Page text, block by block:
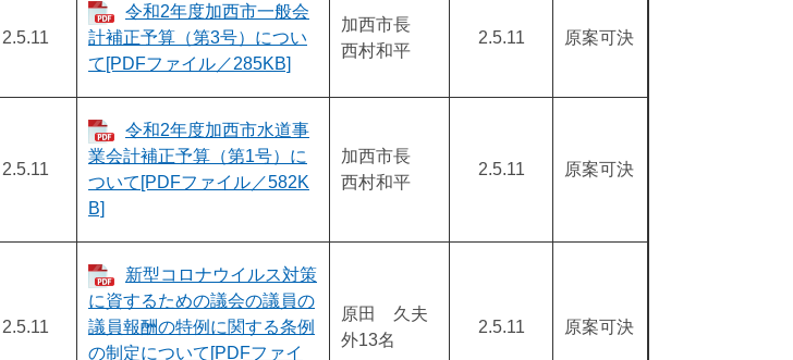
2.5.11
令和2年度加西市一般会
計補正予算（第3号）につい
て[PDFファイル／285KB]
加西市長
西村和平
2.5.11 原案可決
2.5.11
令和2年度加西市水道事
業会計補正予算（第1号）に
ついて[PDFファイル／582K
B]
加西市長
西村和平
2.5.11 原案可決
2.5.11
新型コロナウイルス対策
に資するための議会の議員の
議員報酬の特例に関する条例
の制定について[PDFファイ
原田 久夫
外13名
2.5.11 原案可決